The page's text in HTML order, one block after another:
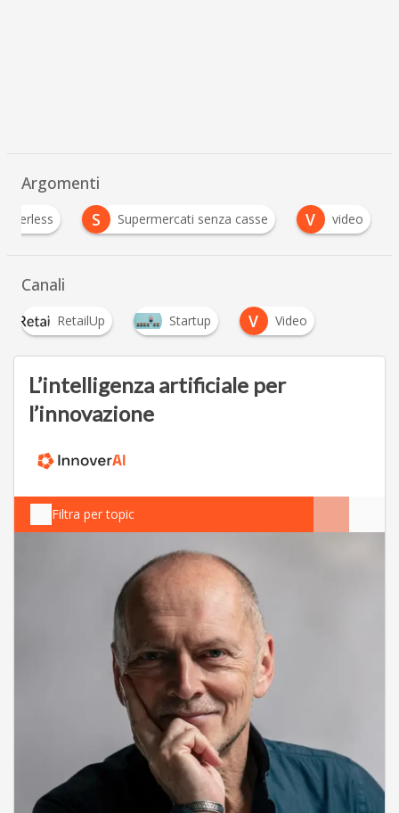
Argomenti
S Supermercati senza casse V video
Canali
RetailUp Startup V Video
L’intelligenza artificiale per
l’innovazione
Filtra per topic